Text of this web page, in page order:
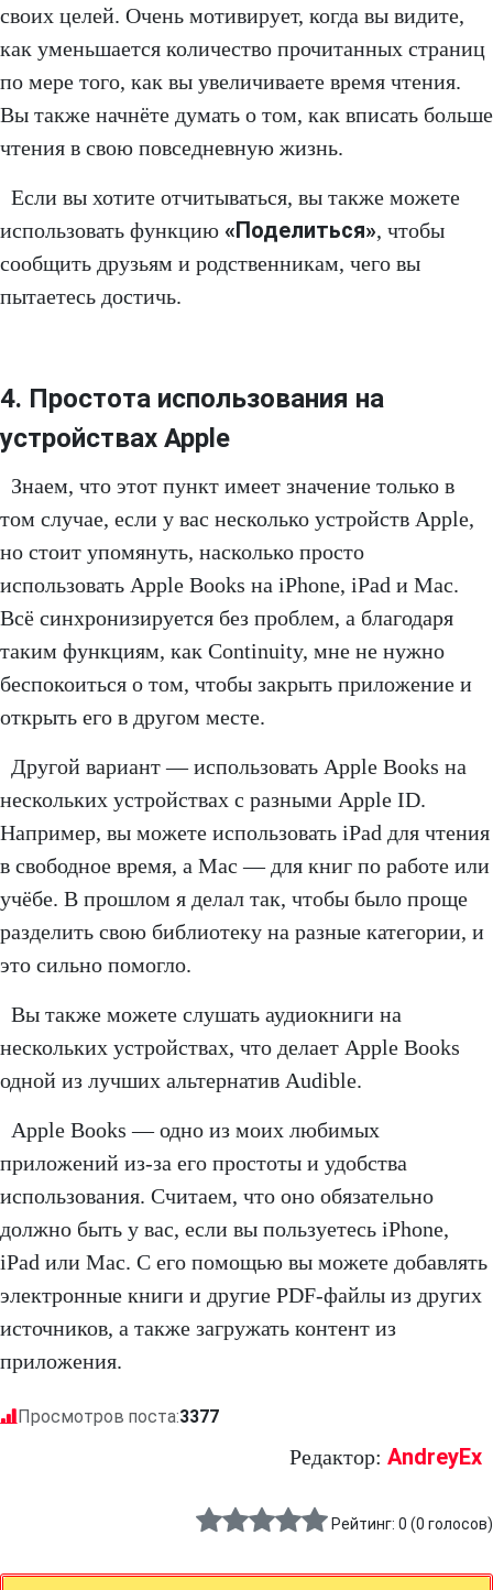
своих целей. Очень мотивирует, когда вы видите,
как уменьшается количество прочитанных страниц
по мере того, как вы увеличиваете время чтения.
Вы также начнёте думать о том, как вписать больше
чтения в свою повседневную жизнь.
Если вы хотите отчитываться, вы также можете
использовать функцию «Поделиться», чтобы
сообщить друзьям и родственникам, чего вы
пытаетесь достичь.
4. Простота использования на
устройствах Apple
Знаем, что этот пункт имеет значение только в
том случае, если у вас несколько устройств Apple,
но стоит упомянуть, насколько просто
использовать Apple Books на iPhone, iPad и Mac.
Всё синхронизируется без проблем, а благодаря
таким функциям, как Continuity, мне не нужно
беспокоиться о том, чтобы закрыть приложение и
открыть его в другом месте.
Другой вариант — использовать Apple Books на
нескольких устройствах с разными Apple ID.
Например, вы можете использовать iPad для чтения
в свободное время, а Mac — для книг по работе или
учёбе. В прошлом я делал так, чтобы было проще
разделить свою библиотеку на разные категории, и
это сильно помогло.
Вы также можете слушать аудиокниги на
нескольких устройствах, что делает Apple Books
одной из лучших альтернатив Audible.
Apple Books — одно из моих любимых
приложений из-за его простоты и удобства
использования. Считаем, что оно обязательно
должно быть у вас, если вы пользуетесь iPhone,
iPad или Mac. С его помощью вы можете добавлять
электронные книги и другие PDF-файлы из других
источников, а также загружать контент из
приложения.
Просмотров поста:3377
Редактор: AndreyEx
Рейтинг: 0 (0 голосов)